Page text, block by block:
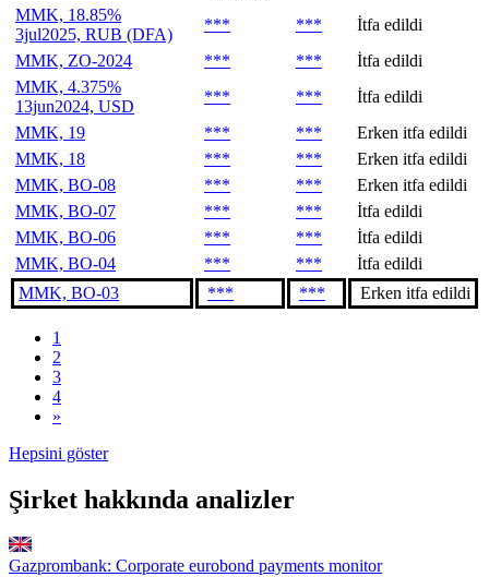
MMK, 18.85%
3jul2025, RUB (DFA)
*** ***
İtfa edildi
MMK, ZO-2024
*** ***
İtfa edildi
MMK, 4.375%
13jun2024, USD
*** ***
İtfa edildi
MMK, 19
*** ***
Erken itfa edildi
MMK, 18
*** ***
Erken itfa edildi
MMK, BO-08
*** ***
Erken itfa edildi
MMK, BO-07
*** ***
İtfa edildi
MMK, BO-06
*** ***
İtfa edildi
MMK, BO-04
*** ***
İtfa edildi
MMK, BO-03
*** *** Erken itfa edildi
1
2
3
4
»
Hepsini göster
Şirket hakkında analizler
Gazprombank: Corporate eurobond payments monitor